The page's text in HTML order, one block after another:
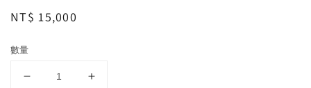
Regular
NT$ 15,000
數量